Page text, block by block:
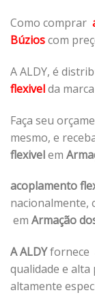
Como comprar
Búzioscom
A ALDY, é
flexivelda
Faça seu
mesmo, e
flexivelem
acoplamento
nacionalmente,
em Armação
A ALDYfornece
qualidade e alta
altamente